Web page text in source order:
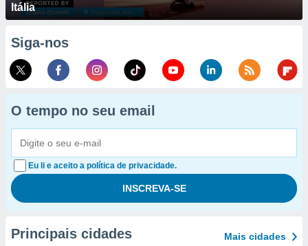
Itália
Siga-nos
O tempo no seu email
Eu li e aceito a política de privacidade.
Principais cidades Mais cidades